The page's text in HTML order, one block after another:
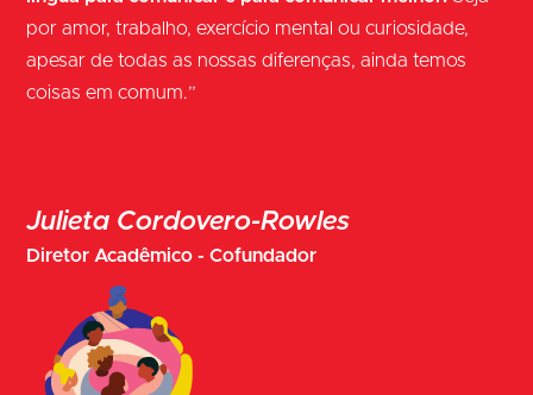
por amor, trabalho, exercício mental ou curiosidade,
apesar de todas as nossas diferenças, ainda temos
coisas em comum.”
Julieta Cordovero-Rowles
Diretor Acadêmico - Cofundador